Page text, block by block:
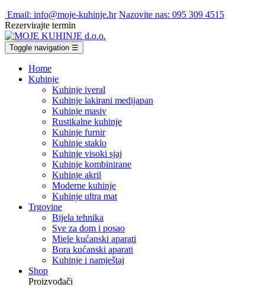
Email: info@moje-kuhinje.hr Nazovite nas: 095 309 4515
Rezervirajte termin
Toggle navigation ☰
Home
Kuhinje
Kuhinje iveral
Kuhinje lakirani medijapan
Kuhinje masiv
Rustikalne kuhinje
Kuhinje furnir
Kuhinje staklo
Kuhinje visoki sjaj
Kuhinje kombinirane
Kuhinje akril
Moderne kuhinje
Kuhinje ultra mat
Trgovine
Bijela tehnika
Sve za dom i posao
Miele kućanski aparati
Bora kućanski aparati
Kuhinje i namještaj
Shop
Proizvođači